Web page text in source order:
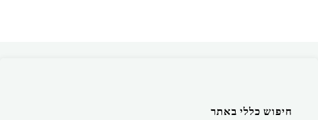
חיפוש כללי באתר